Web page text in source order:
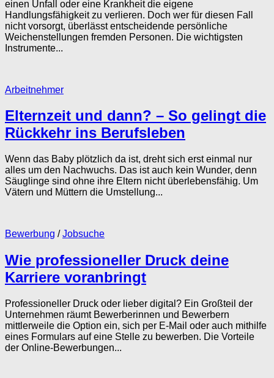
einen Unfall oder eine Krankheit die eigene
Handlungsfähigkeit zu verlieren. Doch wer für diesen Fall
nicht vorsorgt, überlässt entscheidende persönliche
Weichenstellungen fremden Personen. Die wichtigsten
Instrumente...
Arbeitnehmer
Elternzeit und dann? – So gelingt die
Rückkehr ins Berufsleben
Wenn das Baby plötzlich da ist, dreht sich erst einmal nur
alles um den Nachwuchs. Das ist auch kein Wunder, denn
Säuglinge sind ohne ihre Eltern nicht überlebensfähig. Um
Vätern und Müttern die Umstellung...
Bewerbung /Jobsuche
Wie professioneller Druck deine
Karriere voranbringt
Professioneller Druck oder lieber digital? Ein Großteil der
Unternehmen räumt Bewerberinnen und Bewerbern
mittlerweile die Option ein, sich per E-Mail oder auch mithilfe
eines Formulars auf eine Stelle zu bewerben. Die Vorteile
der Online-Bewerbungen...